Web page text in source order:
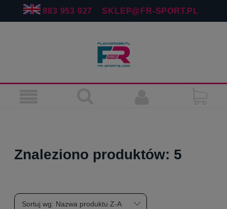
883 953 027 SKLEP@FR-SPORT.PL
Znaleziono produktów: 5
Sortuj wg: Nazwa produktu Z-A